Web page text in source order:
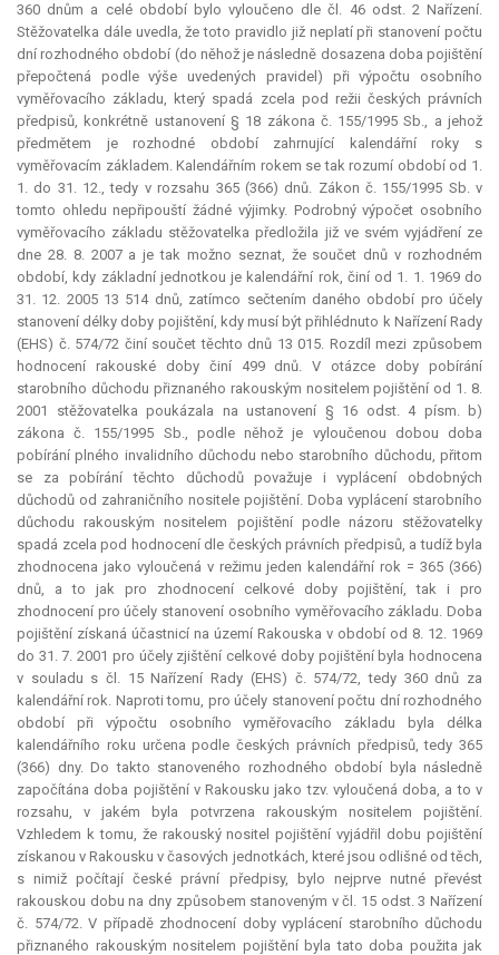
360 dnům a celé období bylo vyloučeno dle čl. 46 odst. 2 Nařízení.
Stěžovatelka dále uvedla, že toto pravidlo již neplatí při stanovení počtu
dní rozhodného období (do něhož je následně dosazena doba pojištění
přepočtená podle výše uvedených pravidel) při výpočtu osobního
vyměřovacího základu, který spadá zcela pod režii českých právních
předpisů, konkrétně ustanovení § 18 zákona č. 155/1995 Sb., a jehož
předmětem je rozhodné období zahrnující kalendářní roky s
vyměřovacím základem. Kalendářním rokem se tak rozumí období od 1.
1. do 31. 12., tedy v rozsahu 365 (366) dnů. Zákon č. 155/1995 Sb. v
tomto ohledu nepřipouští žádné výjimky. Podrobný výpočet osobního
vyměřovacího základu stěžovatelka předložila již ve svém vyjádření ze
dne 28. 8. 2007 a je tak možno seznat, že součet dnů v rozhodném
období, kdy základní jednotkou je kalendářní rok, činí od 1. 1. 1969 do
31. 12. 2005 13 514 dnů, zatímco sečtením daného období pro účely
stanovení délky doby pojištění, kdy musí být přihlédnuto k Nařízení Rady
(EHS) č. 574/72 činí součet těchto dnů 13 015. Rozdíl mezi způsobem
hodnocení rakouské doby činí 499 dnů. V otázce doby pobírání
starobního důchodu přiznaného rakouským nositelem pojištění od 1. 8.
2001 stěžovatelka poukázala na ustanovení § 16 odst. 4 písm. b)
zákona č. 155/1995 Sb., podle něhož je vyloučenou dobou doba
pobírání plného invalidního důchodu nebo starobního důchodu, přitom
se za pobírání těchto důchodů považuje i vyplácení obdobných
důchodů od zahraničního nositele pojištění. Doba vyplácení starobního
důchodu rakouským nositelem pojištění podle názoru stěžovatelky
spadá zcela pod hodnocení dle českých právních předpisů, a tudíž byla
zhodnocena jako vyloučená v režimu jeden kalendářní rok = 365 (366)
dnů, a to jak pro zhodnocení celkové doby pojištění, tak i pro
zhodnocení pro účely stanovení osobního vyměřovacího základu. Doba
pojištění získaná účastnicí na území Rakouska v období od 8. 12. 1969
do 31. 7. 2001 pro účely zjištění celkové doby pojištění byla hodnocena
v souladu s čl. 15 Nařízení Rady (EHS) č. 574/72, tedy 360 dnů za
kalendářní rok. Naproti tomu, pro účely stanovení počtu dní rozhodného
období při výpočtu osobního vyměřovacího základu byla délka
kalendářního roku určena podle českých právních předpisů, tedy 365
(366) dny. Do takto stanoveného rozhodného období byla následně
započítána doba pojištění v Rakousku jako tzv. vyloučená doba, a to v
rozsahu, v jakém byla potvrzena rakouským nositelem pojištění.
Vzhledem k tomu, že rakouský nositel pojištění vyjádřil dobu pojištění
získanou v Rakousku v časových jednotkách, které jsou odlišné od těch,
s nimiž počítají české právní předpisy, bylo nejprve nutné převést
rakouskou dobu na dny způsobem stanoveným v čl. 15 odst. 3 Nařízení
č. 574/72. V případě zhodnocení doby vyplácení starobního důchodu
přiznaného rakouským nositelem pojištění byla tato doba použita jak